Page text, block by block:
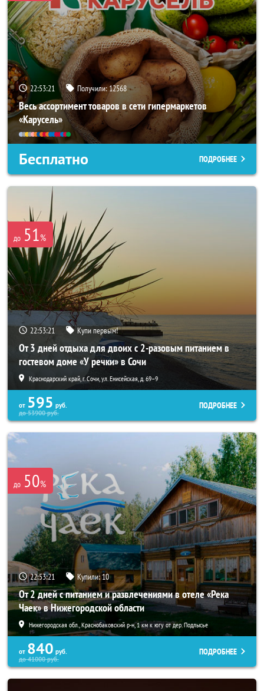
22:53:17 Получили:12568
Весь ассортимент товаров в сети гипермаркетов
«Карусель»
Бесплатно ПОДРОБНЕЕ
до 51%
22:53:17 Купи первым!
От 3 дней отдыха для двоих с 2-разовым питанием в
гостевом доме «У речки» в Сочи
Краснодарский край, г. Сочи, ул. Енисейская, д. 69–9
от 595 руб.
до53900руб.
ПОДРОБНЕЕ
до 50%
22:53:17 Купили:10
От 2 дней с питанием и развлечениями в отеле «Река
Чаек» в Нижегородской области
Нижегородская обл., Краснобаковский р-н, 1 км к югу от дер. Подлысье
от 840 руб.
до41000руб.
ПОДРОБНЕЕ